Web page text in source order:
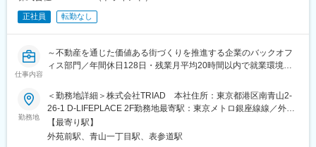
ながら、将来的には戦略立案や新規事業創出を担うポジションへ
成長できます。
■当社の魅力
ストック型ビジネスによる強固な収益基盤とキャッシュリッチな
らなる価値創造を目指しています。
変更の範囲：会社の定める業務
■比較優位性：
盤を持っていることです。横浜銀行や東日本銀行などを傘下に持
つ金融持株会社の横浜フィナンシャルグループと信託最大手の三
な経営基盤に加え、顧客ネットワークや提携チャネルを活用でき
ることが大きな強みです。
経営統合以来、赤字決算は一度もなく、業績は堅調に推移してい
ます。
正社員 転勤なし
仕事内容
～不動産を通じた価値ある街づくりを推進する企業のバックオフ
ィス部門／年間休日128日・残業月平均20時間以内で就業環境◎
■仕事内容
財務担当として、資金調達および資金管理業務全般をご担当いた
だきます。
事業部門と連携しながら、金融機関や投資家からの資金調達を推
勤務地
＜勤務地詳細＞株式会社TRIAD 本社住所：東京都港区南青山2-
26-1 D-LIFEPLACE 2F勤務地最寄駅：東京メトロ銀座線線／外苑
前駅受動喫煙対策：敷地内全面禁煙変更の範囲：無
【最寄り駅】
外苑前駅、青山一丁目駅、表参道駅